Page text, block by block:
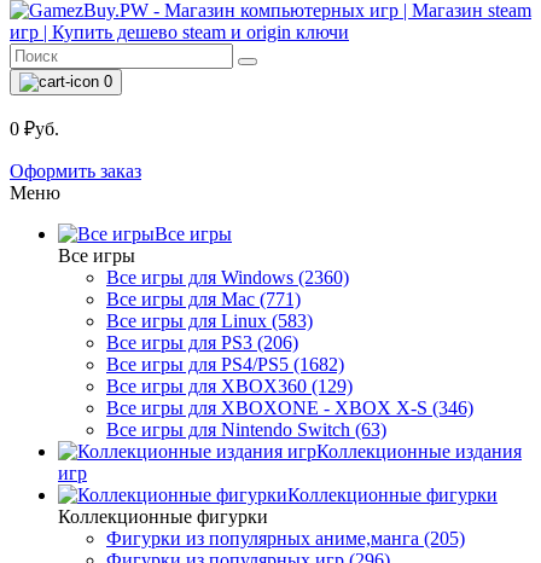
0
0 ₽уб.
Оформить заказ
Меню
Все игры
Все игры
Все игры для Windows (2360)
Все игры для Mac (771)
Все игры для Linux (583)
Все игры для PS3 (206)
Все игры для PS4/PS5 (1682)
Все игры для XBOX360 (129)
Все игры для XBOXONE - XBOX X-S (346)
Все игры для Nintendo Switch (63)
Коллекционные издания
игр
Коллекционные фигурки
Коллекционные фигурки
Фигурки из популярных аниме,манга (205)